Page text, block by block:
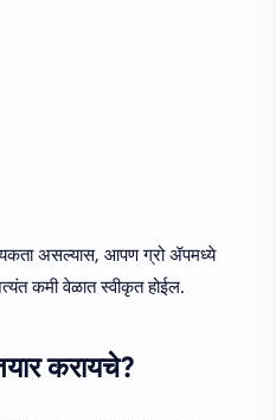
असल्यास, आपण ग्रो ॲपमध्ये
कमी वेळात स्वीकृत होईल.
करायचे?